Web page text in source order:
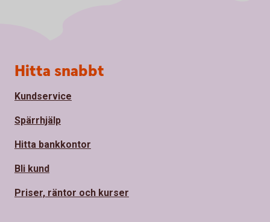
Sidfot
Hitta snabbt
Kundservice
Spärrhjälp
Hitta bankkontor
Bli kund
Priser, räntor och kurser